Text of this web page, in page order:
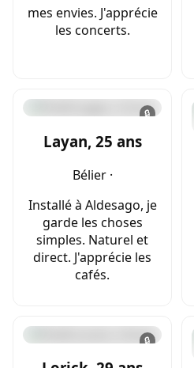
mes envies. J'apprécie
les concerts.
🔒
Layan, 25 ans
Bélier ·
Installé à Aldesago, je
garde les choses
simples. Naturel et
direct. J'apprécie les
cafés.
🔒